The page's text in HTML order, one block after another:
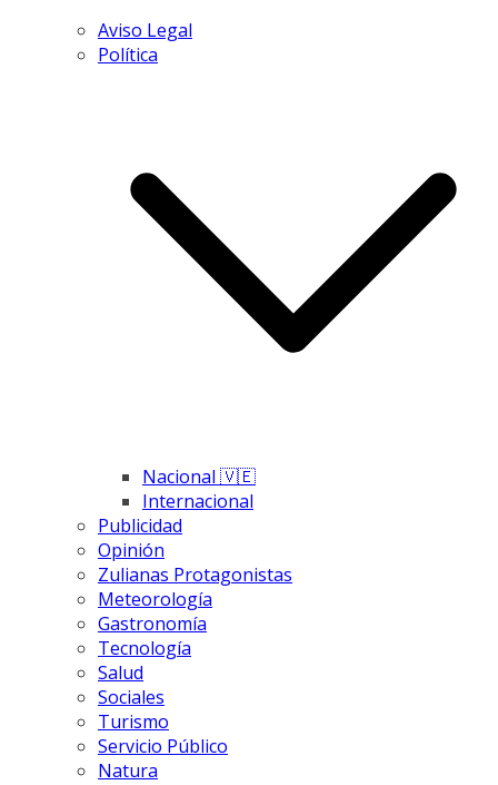
Aviso Legal
Política
Nacional 🇻🇪
Internacional
Publicidad
Opinión
Zulianas Protagonistas
Meteorología
Gastronomía
Tecnología
Salud
Sociales
Turismo
Servicio Público
Natura